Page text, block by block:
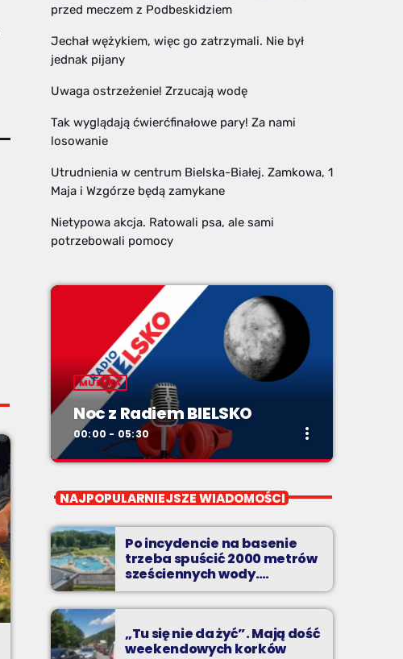
przed meczem z Podbeskidziem
Jechał wężykiem, więc go zatrzymali. Nie był
jednak pijany
Uwaga ostrzeżenie! Zrzucają wodę
Tak wyglądają ćwierćfinałowe pary! Za nami
losowanie
Utrudnienia w centrum Bielska-Białej. Zamkowa, 1
Maja i Wzgórze będą zamykane
Nietypowa akcja. Ratowali psa, ale sami
potrzebowali pomocy
MUZYKA
Noc z Radiem BIELSKO
00:00 - 05:30 more_vert
Noc z Radiem BIELSKO
to właśnie nocą można "upolować" na naszej
antenie prawdziwe muzyczne perełki.
NAJPOPULARNIEJSZE WIADOMOŚCI
Po incydencie na basenie
trzeba spuścić 2000 metrów
sześciennych wody.
„Ogromne koszty i ogromna
praca”
„Tu się nie da żyć”. Mają dość
weekendowych korków